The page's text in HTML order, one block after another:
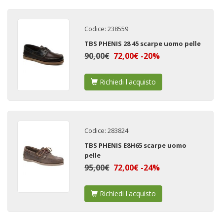
Codice: 238559
TBS PHENIS 28 45 scarpe uomo pelle
90,00€ 72,00€ -20%
Richiedi l'acquisto
Codice: 283824
TBS PHENIS E8H65 scarpe uomo
pelle
95,00€ 72,00€ -24%
Richiedi l'acquisto